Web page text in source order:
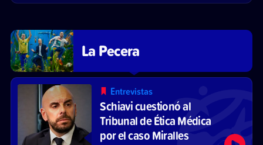
La Pecera
Entrevistas
Schiavi cuestionó al
Tribunal de Ética Médica
por el caso Miralles